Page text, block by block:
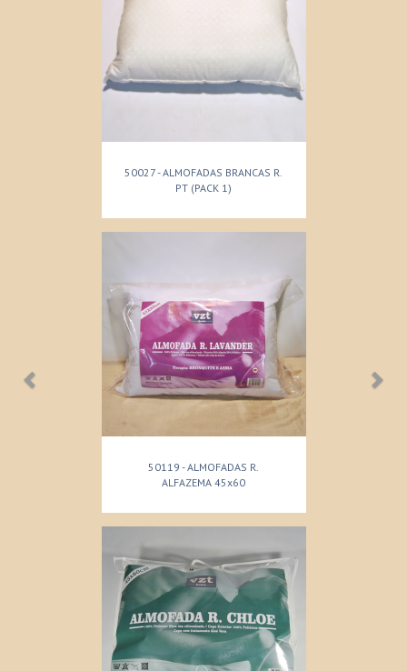
50027 - ALMOFADAS BRANCAS R.
PT (PACK 1)
50119 - ALMOFADAS R.
ALFAZEMA 45x60